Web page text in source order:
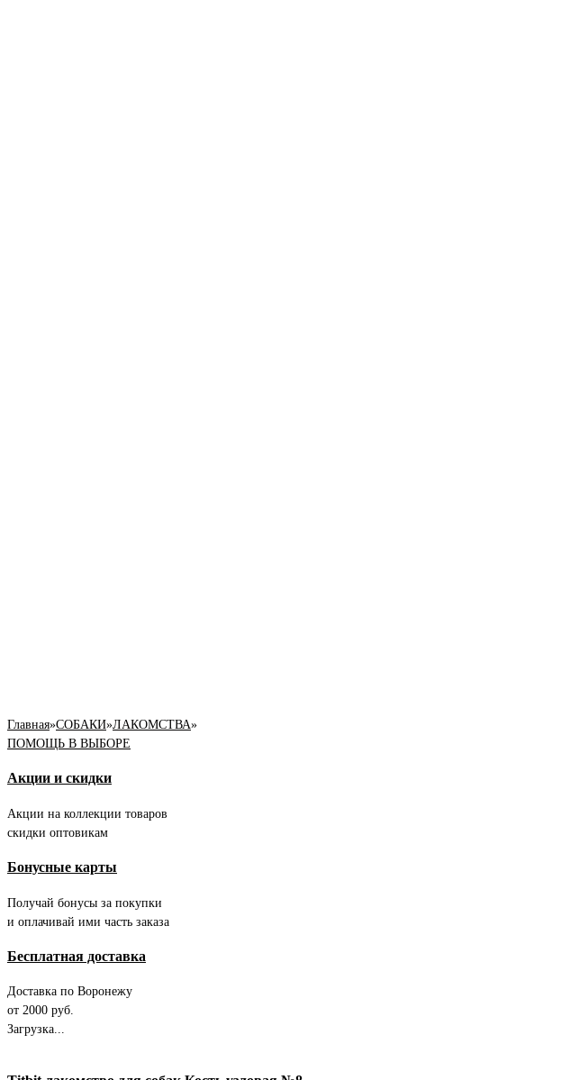
Главная»СОБАКИ»ЛАКОМСТВА»
ПОМОЩЬ В ВЫБОРЕ
Акции и скидки
Акции на коллекции товаров
скидки оптовикам
Бонусные карты
Получай бонусы за покупки
и оплачивай ими часть заказа
Бесплатная доставка
Доставка по Воронежу
от 2000 руб.
Загрузка...